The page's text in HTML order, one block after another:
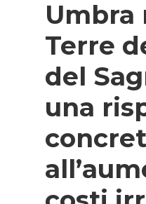
Umbra
Terre
del
una